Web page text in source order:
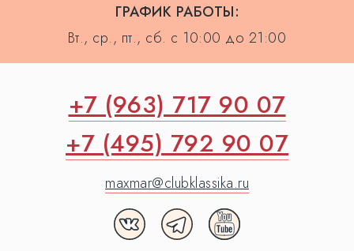
Вт., ср., пт., сб. с 10:00 до 21:00
ГРАФИК РАБОТЫ:
+7 (963) 717 90 07
maxmar@clubklassika.ru
+7 (495) 792 90 07